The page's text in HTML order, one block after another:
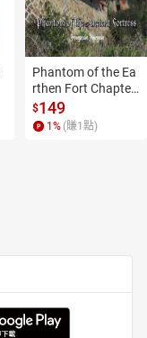
Phantom of the Ea
rthen Fort Chapter
4【有聲書】
$149
1 % (賺1 點)